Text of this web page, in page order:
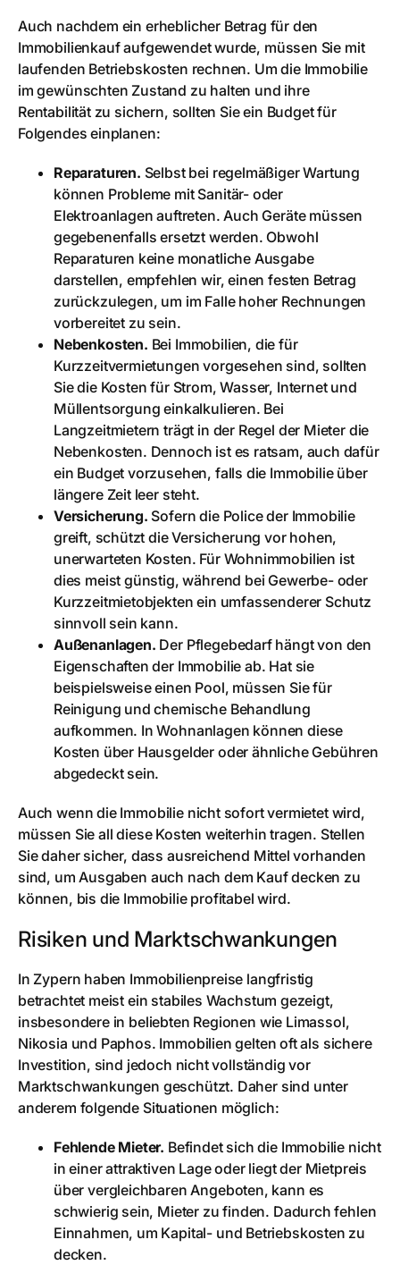
Auch nachdem ein erheblicher Betrag für den
Immobilienkauf aufgewendet wurde, müssen Sie mit
laufenden Betriebskosten rechnen. Um die Immobilie
im gewünschten Zustand zu halten und ihre
Rentabilität zu sichern, sollten Sie ein Budget für
Folgendes einplanen:
Reparaturen. Selbst bei regelmäßiger Wartung
können Probleme mit Sanitär- oder
Elektroanlagen auftreten. Auch Geräte müssen
gegebenenfalls ersetzt werden. Obwohl
Reparaturen keine monatliche Ausgabe
darstellen, empfehlen wir, einen festen Betrag
zurückzulegen, um im Falle hoher Rechnungen
vorbereitet zu sein.
Nebenkosten. Bei Immobilien, die für
Kurzzeitvermietungen vorgesehen sind, sollten
Sie die Kosten für Strom, Wasser, Internet und
Müllentsorgung einkalkulieren. Bei
Langzeitmietern trägt in der Regel der Mieter die
Nebenkosten. Dennoch ist es ratsam, auch dafür
ein Budget vorzusehen, falls die Immobilie über
längere Zeit leer steht.
Versicherung. Sofern die Police der Immobilie
greift, schützt die Versicherung vor hohen,
unerwarteten Kosten. Für Wohnimmobilien ist
dies meist günstig, während bei Gewerbe- oder
Kurzzeitmietobjekten ein umfassenderer Schutz
sinnvoll sein kann.
Außenanlagen. Der Pflegebedarf hängt von den
Eigenschaften der Immobilie ab. Hat sie
beispielsweise einen Pool, müssen Sie für
Reinigung und chemische Behandlung
aufkommen. In Wohnanlagen können diese
Kosten über Hausgelder oder ähnliche Gebühren
abgedeckt sein.
Auch wenn die Immobilie nicht sofort vermietet wird,
müssen Sie all diese Kosten weiterhin tragen. Stellen
Sie daher sicher, dass ausreichend Mittel vorhanden
sind, um Ausgaben auch nach dem Kauf decken zu
können, bis die Immobilie profitabel wird.
Risiken und Marktschwankungen
In Zypern haben Immobilienpreise langfristig
betrachtet meist ein stabiles Wachstum gezeigt,
insbesondere in beliebten Regionen wie Limassol,
Nikosia und Paphos. Immobilien gelten oft als sichere
Investition, sind jedoch nicht vollständig vor
Marktschwankungen geschützt. Daher sind unter
anderem folgende Situationen möglich:
Fehlende Mieter. Befindet sich die Immobilie nicht
in einer attraktiven Lage oder liegt der Mietpreis
über vergleichbaren Angeboten, kann es
schwierig sein, Mieter zu finden. Dadurch fehlen
Einnahmen, um Kapital- und Betriebskosten zu
decken.